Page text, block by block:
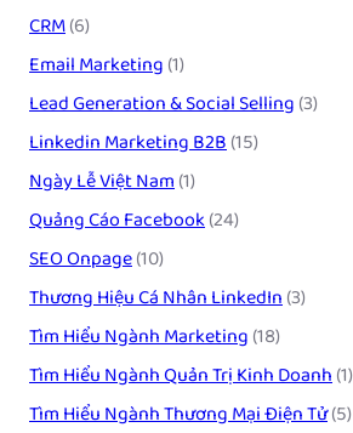
CRM(6)
Email Marketing(1)
Lead Generation & Social Selling(3)
Linkedin Marketing B2B(15)
Ngày Lễ Việt Nam(1)
Quảng Cáo Facebook(24)
SEO Onpage(10)
Thương Hiệu Cá Nhân LinkedIn(3)
Tìm Hiểu Ngành Marketing(18)
Tìm Hiểu Ngành Quản Trị Kinh Doanh(1)
Tìm Hiểu Ngành Thương Mại Điện Tử(5)